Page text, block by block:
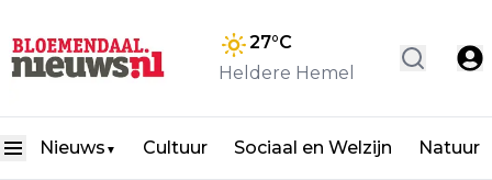
27°C
Heldere Hemel
Nieuws ▼ Cultuur Sociaal en Welzijn Natuur